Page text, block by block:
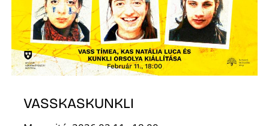
VASSKASKUNKLI